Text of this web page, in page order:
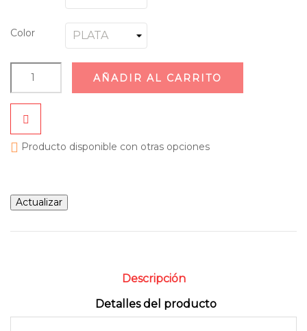
Color
AÑADIR AL CARRITO
 Producto disponible con otras opciones
Descripción
Detalles del producto